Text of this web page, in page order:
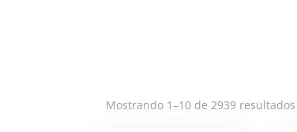
Mostrando 1–10 de 2939 resultados